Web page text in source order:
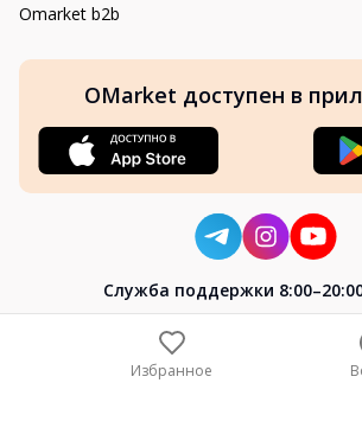
Omarket b2b
OMarket доступен в
Cлужба поддержки
Избранное